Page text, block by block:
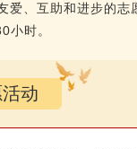
、互助和进步的志
小时。
动